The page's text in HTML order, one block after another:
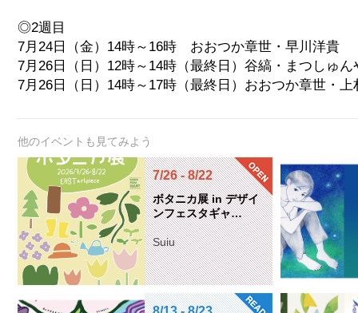
◎2週目
7月24日（金）14時～16時 おおつか章世・早川洋貴
7月26日（日）12時～14時（最終日）谷縞・まつしゅん
7月26日（日）14時～17時（最終日）おおつか章世・
他のイベントも見てみよう
7/26 - 8/22
ボタニカ展 in デザイ
ンフェスタギャ…
Suiu